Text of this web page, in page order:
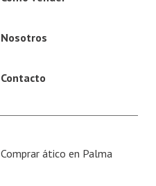
Nosotros
Contacto
Comprar ático en Palma